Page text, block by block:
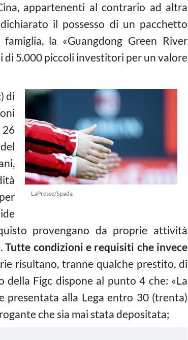
appartenenti al contrario ad altra
il possesso di un pacchetto
la «Guangdong Green River
di 5.000 piccoli investitori per un valore
LaPresse/Spada
di
provengano da proprie attività
Tutte condizioni e requisiti che invece
risultano, tranne qualche prestito, di
Figc dispone al punto 4 che: «La
presentata alla Lega entro 30 (trenta)
che sia mai stata depositata;